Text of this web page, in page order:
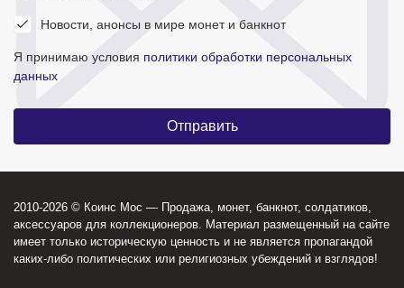
Новости, анонсы в мире монет и банкнот
Я принимаю условия политики обработки персональных
данных
2010-2026 © Коинс Мос — Продажа, монет, банкнот, солдатиков,
аксессуаров для коллекционеров. Материал размещенный на сайте
имеет только историческую ценность и не является пропагандой
каких-либо политических или религиозных убеждений и взглядов!